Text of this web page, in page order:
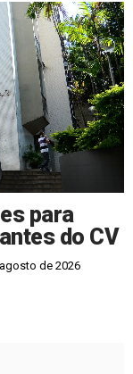
para
do CV
de 2026